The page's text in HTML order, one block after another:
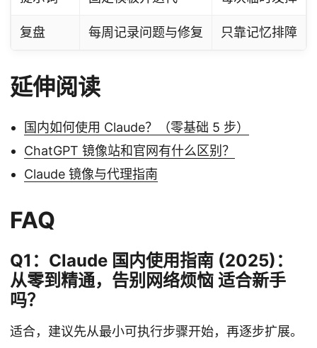
复盘 每周记录问题与修复 只靠记忆排障
延伸阅读
国内如何使用 Claude？（零基础 5 步）
ChatGPT 镜像站和官网有什么区别？
Claude 镜像与代理指南
FAQ
Q1：Claude 国内使用指南 (2025)：
从零到精通，告别网络烦恼 适合新手
吗？
适合，建议先从最小可执行步骤开始，再逐步扩展。